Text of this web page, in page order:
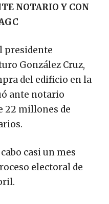
NOTARIO Y CON
presidente
González Cruz,
del edificio en la
ante notario
22 millones de
casi un mes
electoral de